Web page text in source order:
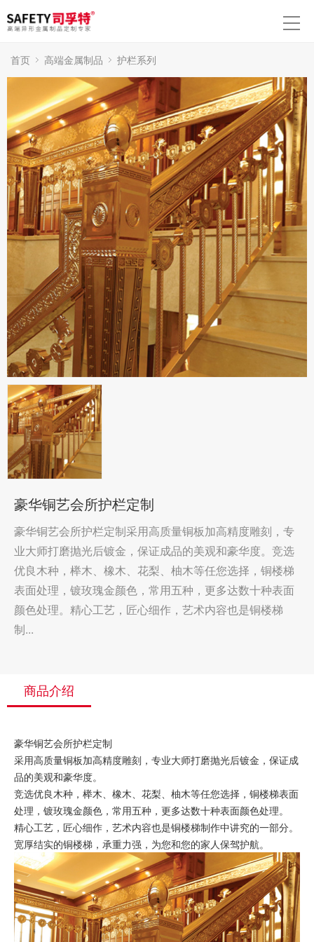
首页 高端金属制品 护栏系列
豪华铜艺会所护栏定制
豪华铜艺会所护栏定制采用高质量铜板加高精度雕刻，专
业大师打磨抛光后镀金，保证成品的美观和豪华度。竞选
优良木种，榉木、橡木、花梨、柚木等任您选择，铜楼梯
表面处理，镀玫瑰金颜色，常用五种，更多达数十种表面
颜色处理。精心工艺，匠心细作，艺术内容也是铜楼梯
制...
商品介绍
豪华铜艺会所护栏定制
采用高质量铜板加高精度雕刻，专业大师打磨抛光后镀金，保证成
品的美观和豪华度。
竞选优良木种，榉木、橡木、花梨、柚木等任您选择，铜楼梯表面
处理，镀玫瑰金颜色，常用五种，更多达数十种表面颜色处理。
精心工艺，匠心细作，艺术内容也是铜楼梯制作中讲究的一部分。
宽厚结实的铜楼梯，承重力强，为您和您的家人保驾护航。